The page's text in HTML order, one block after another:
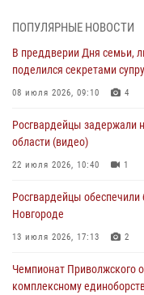
В Нижегородской области
16 июля 2026, 05:00
Росгвардейцы обеспечили
13 июля 2026, 17:13
Нижегородские
13 июля 2026, 06:45
Росгвардейцы
ПОПУЛЯРНЫЕ НОВОСТИ
В преддверии Дня семьи,
поделился секретами
08 июля 2026, 09:10 4
Росгвардейцы задержали
области (видео)
22 июля 2026, 10:40 1
Росгвардейцы обеспечили
Новгороде
13 июля 2026, 17:13 2
Чемпионат Приволжского
комплексному